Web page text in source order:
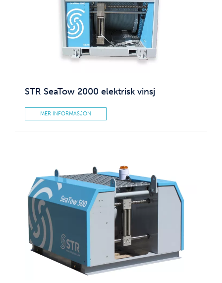
STR SeaTow 2000 elektrisk vinsj
MER INFORMASJON